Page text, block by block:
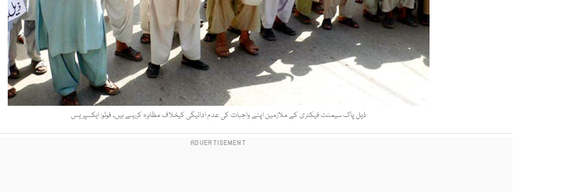
ذیل پاک سیمنٹ فیکٹری کے ملازمین اپنے واجبات کی عدم ادائیگی کیخلاف مظاہرہ کررہے ہیں۔ فوٹو: ایکسپریس